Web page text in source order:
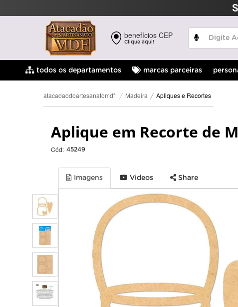
benefícios CEP
Clique aqui!
todos os departamentos marcas parceiras
atacadaodoartesanatomdf Madeira Apliques e Recortes
Aplique em Recorte de
Cód: 45249
Imagens Videos Share